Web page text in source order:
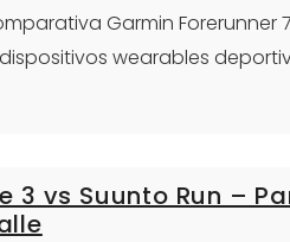
Garmin Forerunner
wearables
3 vs Suunto Run –